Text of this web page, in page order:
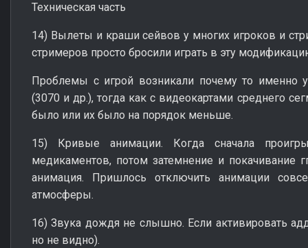
Техническая часть
14) Вылеты и краши сейвов у многих игроков и
стримеров просто бросили играть в эту
Проблемы с игрой возникали почему то именно
(3070 и др.), тогда как с видеокартами среднего
было или их было на порядок меньше.
15) Кривые анимации. Когда сначала
медикаментов, потом затемнение и покачивание
анимация. Пришлось отключить анимации
атмосферы.
16) Звука дождя не слышно. Если активировать
но не видно).